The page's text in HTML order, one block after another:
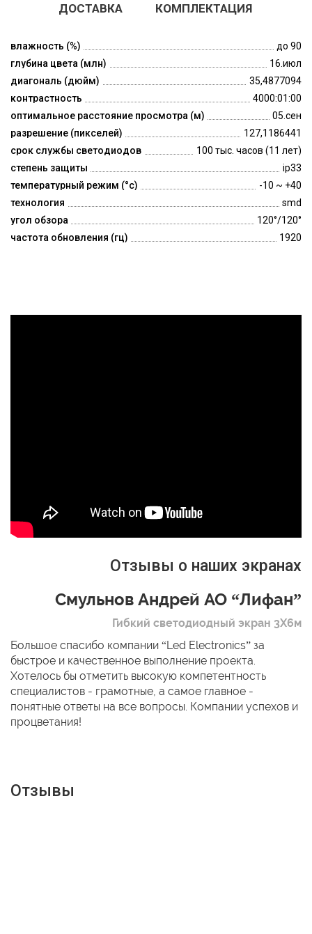
ДОСТАВКА КОМПЛЕКТАЦИЯ
влажность (%)
до 90
глубина цвета (млн)
16.июл
диагональ (дюйм)
35,4877094
контрастность
4000:01:00
оптимальное расстояние просмотра (м)
05.сен
разрешение (пикселей)
127,1186441
срок службы светодиодов
100 тыс. часов (11 лет)
степень защиты
ip33
температурный режим (°c)
-10 ~ +40
технология
smd
угол обзора
120°/120°
частота обновления (гц)
1920
Отзывы о наших экранах
Смульнов Андрей АО “Лифан”
Гибкий светодиодный экран 3Х6м
Большое спасибо компании “Led Electronics” за
быстрое и качественное выполнение проекта.
Хотелось бы отметить высокую компетентность
специалистов - грамотные, а самое главное -
понятные ответы на все вопросы. Компании успехов и
процветания!
Отзывы